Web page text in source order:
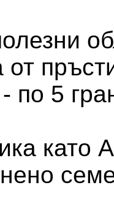
от
по 5
като